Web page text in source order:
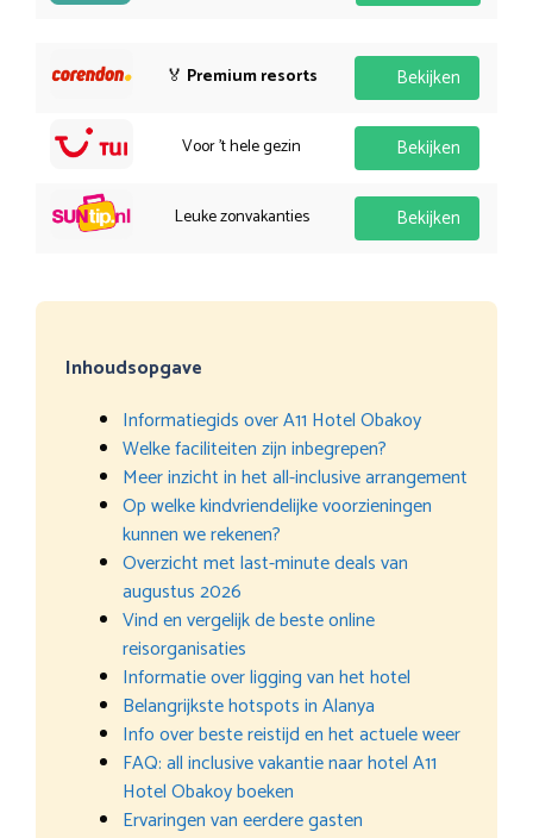
🏅 Premium resorts Bekijken
Voor 't hele gezin Bekijken
Leuke zonvakanties Bekijken
Inhoudsopgave
Informatiegids over A11 Hotel Obakoy
Welke faciliteiten zijn inbegrepen?
Meer inzicht in het all-inclusive arrangement
Op welke kindvriendelijke voorzieningen
kunnen we rekenen?
Overzicht met last-minute deals van
augustus 2026
Vind en vergelijk de beste online
reisorganisaties
Informatie over ligging van het hotel
Belangrijkste hotspots in Alanya
Info over beste reistijd en het actuele weer
FAQ: all inclusive vakantie naar hotel A11
Hotel Obakoy boeken
Ervaringen van eerdere gasten